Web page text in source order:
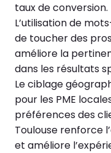
taux de conversion.
L’utilisation de
de toucher des
améliore la
dans les résultats
Le ciblage
pour les PME
préférences des
Toulouse renforce
et améliore